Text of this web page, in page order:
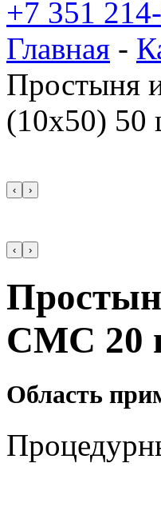
+7 351
Главная -
Простыня
(10х50) 50
‹ ›
‹ ›
СМС 20
Область